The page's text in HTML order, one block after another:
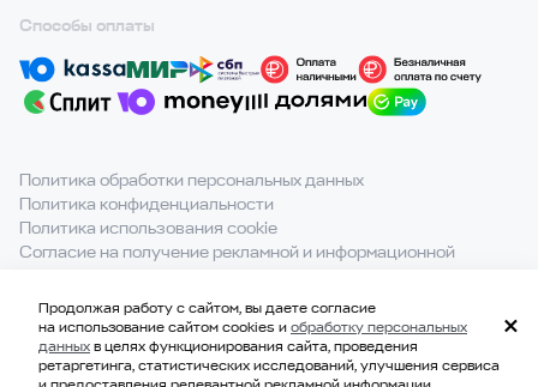
Способы оплаты
Политика обработки персональных данных
Политика конфиденциальности
Политика использования cookie
Согласие на получение рекламной и информационной
При полном или частичном использовании материалов с
сайта ссылка на источник обязательна.
Продолжая работу с сайтом, вы даете согласие
на использование сайтом cookies иобработку персональных
данныхв целях функционирования сайта, проведения
ретаргетинга, статистических исследований, улучшения сервиса